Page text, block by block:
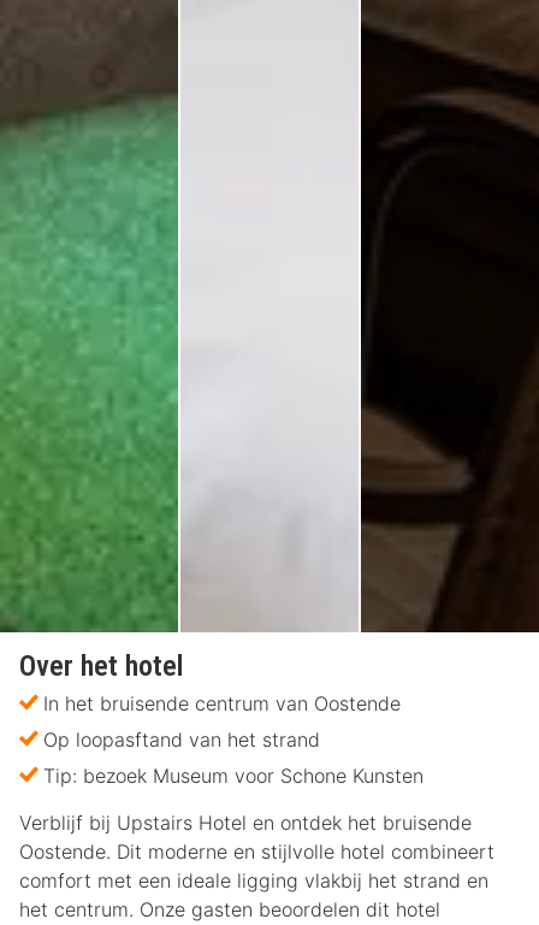
Over het hotel
In het bruisende centrum van Oostende
Op loopasftand van het strand
Tip: bezoek Museum voor Schone Kunsten
Verblijf bij Upstairs Hotel en ontdek het bruisende
Oostende. Dit moderne en stijlvolle hotel combineert
comfort met een ideale ligging vlakbij het strand en
het centrum. Onze gasten beoordelen dit hotel